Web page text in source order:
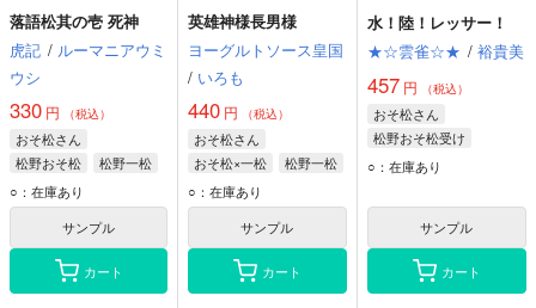
落語松其の壱 死神
虎記 / ルーマニアウミ
ウシ
330 円 （税込）
おそ松さん
松野おそ松
松野一松
○：在庫あり
サンプル
カート
英雄神様長男様
ヨーグルトソース皇国
/ いろも
440 円 （税込）
おそ松さん
おそ松×一松
松野一松
松野おそ松
○：在庫あり
サンプル
カート
水！陸！レッサー！
★☆雲雀☆★ / 裕貴美
457円 （税込）
おそ松さん
松野おそ松受け
松野おそ松
松野チョロ松
○：在庫あり
サンプル
カート